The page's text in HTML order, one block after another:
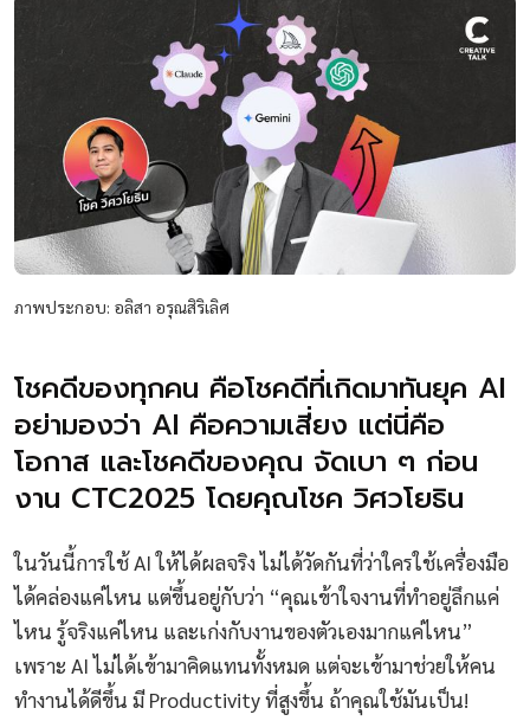
ภาพประกอบ: อลิสา อรุณสิริเลิศ
โชคดีของทุกคน คือโชคดีที่เกิดมาทันยุค AI
อย่ามองว่า AI คือความเสี่ยง แต่นี่คือ
โอกาส และโชคดีของคุณ จัดเบา ๆ ก่อน
งาน CTC2025 โดยคุณโชค วิศวโยธิน
ในวันนี้การใช้ AI ให้ได้ผลจริง ไม่ได้วัดกันที่ว่าใครใช้เครื่องมือ
ได้คล่องแค่ไหน แต่ขึ้นอยู่กับว่า “คุณเข้าใจงานที่ทำอยู่ลึกแค่
ไหน รู้จริงแค่ไหน และเก่งกับงานของตัวเองมากแค่ไหน”
เพราะ AI ไม่ได้เข้ามาคิดแทนทั้งหมด แต่จะเข้ามาช่วยให้คน
ทำงานได้ดีขึ้น มี Productivity ที่สูงขึ้น ถ้าคุณใช้มันเป็น!